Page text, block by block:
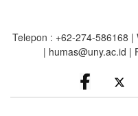
main
Telepon : +62-274-586168
| humas@uny.ac.id |
facebook